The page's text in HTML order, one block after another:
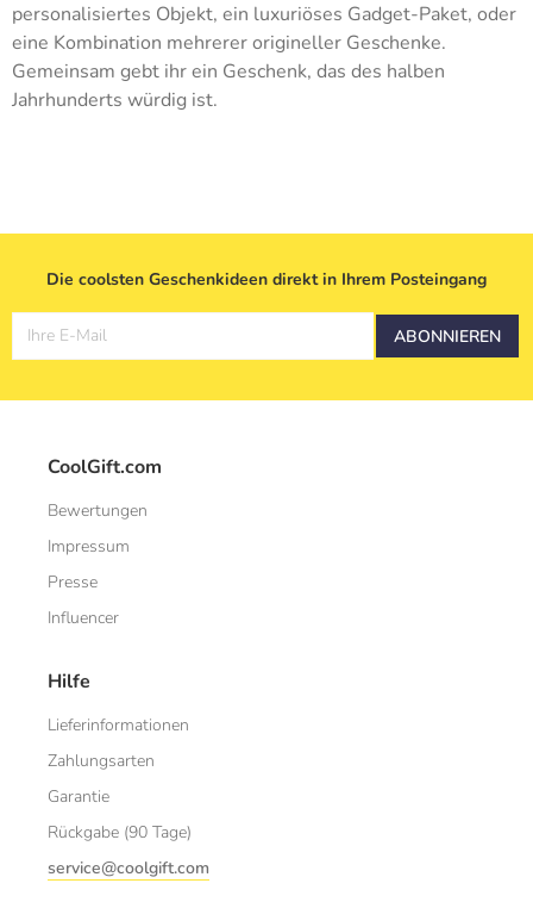
personalisiertes Objekt, ein luxuriöses Gadget-Paket, oder
eine Kombination mehrerer origineller Geschenke.
Gemeinsam gebt ihr ein Geschenk, das des halben
Jahrhunderts würdig ist.
Die coolsten Geschenkideen direkt in Ihrem Posteingang
Ihre E-Mail ABONNIEREN
CoolGift.com
Bewertungen
Impressum
Presse
Influencer
Hilfe
Lieferinformationen
Zahlungsarten
Garantie
Rückgabe (90 Tage)
service@coolgift.com